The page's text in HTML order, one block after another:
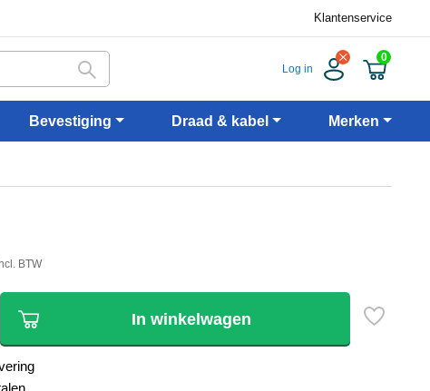
Klantenservice
Log in
0
Bevestiging Draad & kabel Merken
BTW
In winkelwagen